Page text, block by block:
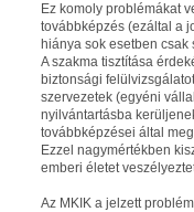
Ez komoly problémákat
továbbképzés (ezáltal a
hiánya sok esetben
A szakma tisztítása
biztonsági
szervezetek (egyéni
nyilvántartásba
továbbképzései által
Ezzel nagymértékben
emberi életet
Az MKIK a jelzett